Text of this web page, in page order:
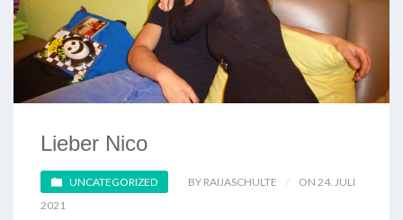
Lieber Nico
UNCATEGORIZED BY RAIJASCHULTE
ON 24. JULI
2021